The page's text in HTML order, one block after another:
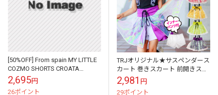
[50%OFF] From spain MY LITTLE
COZMO SHORTS CROATA
70/80/90 グレー K...
2,695円
26ポイント
TRJオリジナル★サスペンダース
カート 巻きスカート 前開きスカ
ート 女の子 子供服 キッズ ロゴ
イエロー パープル ネオングリ...
2,981 円
29ポイント